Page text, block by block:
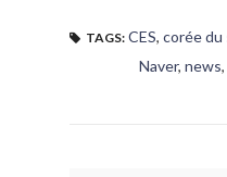
TAGS: CES, corée du
Naver, news,